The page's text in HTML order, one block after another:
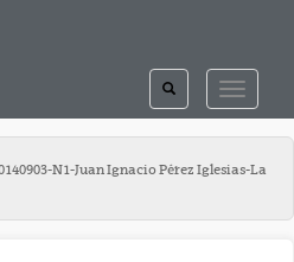
TOGGLE
TOGGLE
SEARCH
N1-Juan Ignacio Pérez Iglesias-La